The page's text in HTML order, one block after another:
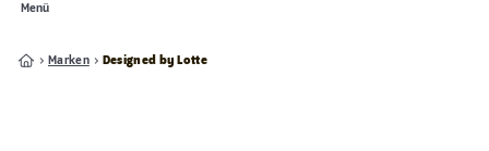
Menü
Marken Designed by Lotte